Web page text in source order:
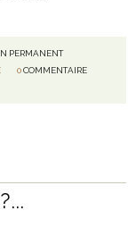
PERMANENT
0 COMMENTAIRE